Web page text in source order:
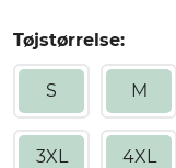
Tøjstørrelse:
S M
3XL 4XL